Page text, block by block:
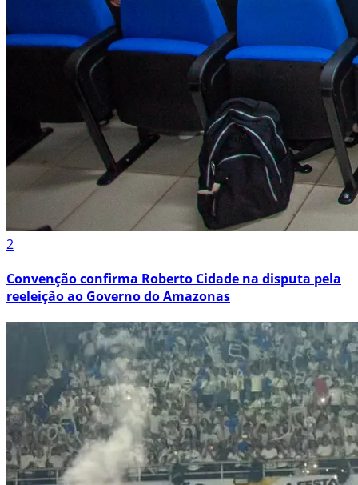
2
Convenção confirma Roberto Cidade na disputa pela
reeleição ao Governo do Amazonas